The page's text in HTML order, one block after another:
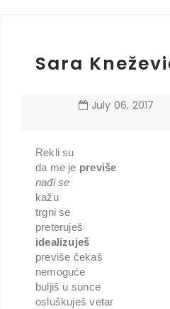
Sara
July 06, 2017
Rekli su
da me je previše
nađi se
kažu
trgni se
preteruješ
idealizuješ
previše čekaš
nemoguće
buljiš u sunce
osluškuješ vetar